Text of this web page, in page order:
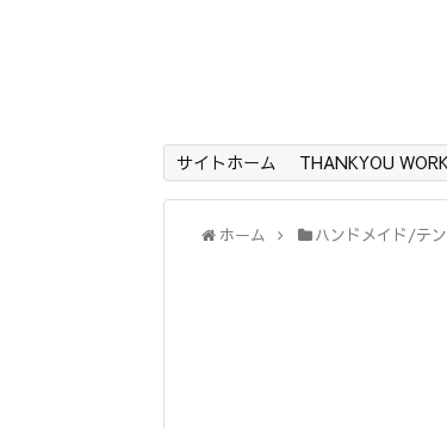
サイトホーム THANKYOU
ホーム ハンドメイド/テ